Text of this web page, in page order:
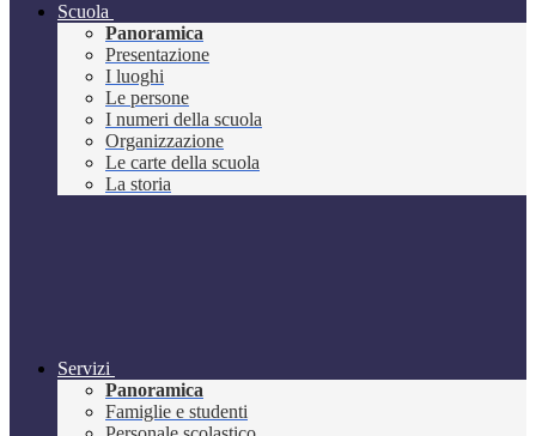
Scuola
Panoramica
Presentazione
I luoghi
Le persone
I numeri della scuola
Organizzazione
Le carte della scuola
La storia
Servizi
Panoramica
Famiglie e studenti